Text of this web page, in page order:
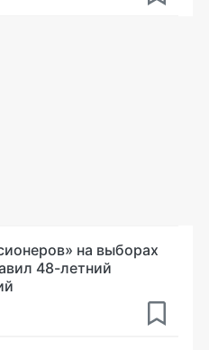
на выборах
48-летний